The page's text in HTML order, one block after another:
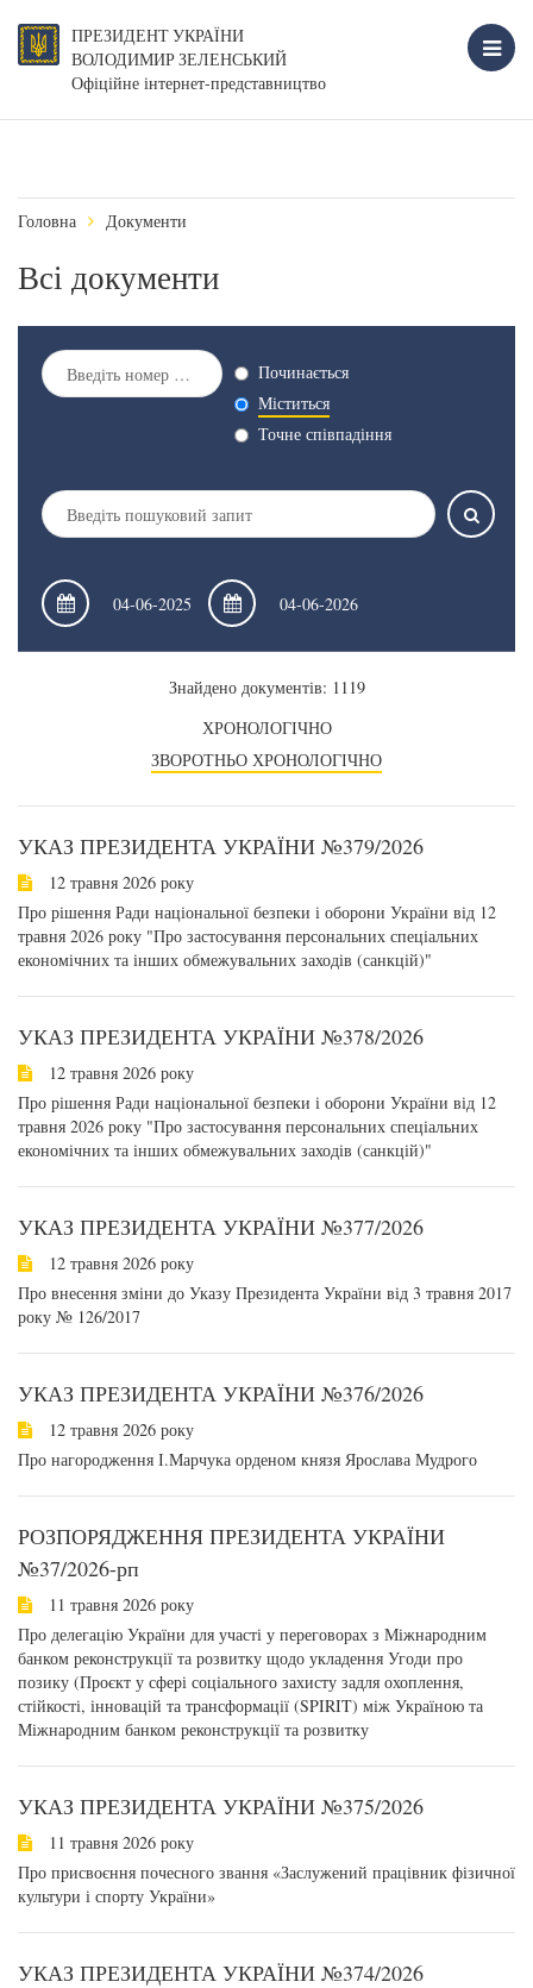
ПРЕЗИДЕНТ УКРАЇНИ
ВОЛОДИМИР ЗЕЛЕНСЬКИЙ
Офіційне інтернет-представництво
Головна Документи
Всі документи
Починається
Міститься
Точне співпадіння
Знайдено документів: 1119
ХРОНОЛОГІЧНО
ЗВОРОТНЬО ХРОНОЛОГІЧНО
УКАЗ ПРЕЗИДЕНТА УКРАЇНИ №379/2026
12 травня 2026 року
Про рішення Ради національної безпеки і оборони України від 12
травня 2026 року "Про застосування персональних спеціальних
економічних та інших обмежувальних заходів (санкцій)"
УКАЗ ПРЕЗИДЕНТА УКРАЇНИ №378/2026
12 травня 2026 року
Про рішення Ради національної безпеки і оборони України від 12
травня 2026 року "Про застосування персональних спеціальних
економічних та інших обмежувальних заходів (санкцій)"
УКАЗ ПРЕЗИДЕНТА УКРАЇНИ №377/2026
12 травня 2026 року
Про внесення зміни до Указу Президента України від 3 травня 2017
року № 126/2017
УКАЗ ПРЕЗИДЕНТА УКРАЇНИ №376/2026
12 травня 2026 року
Про нагородження І.Марчука орденом князя Ярослава Мудрого
РОЗПОРЯДЖЕННЯ ПРЕЗИДЕНТА УКРАЇНИ
№37/2026-рп
11 травня 2026 року
Про делегацію України для участі у переговорах з Міжнародним
банком реконструкції та розвитку щодо укладення Угоди про
позику (Проєкт у сфері соціального захисту задля охоплення,
стійкості, інновацій та трансформації (SPIRIT) між Україною та
Міжнародним банком реконструкції та розвитку
УКАЗ ПРЕЗИДЕНТА УКРАЇНИ №375/2026
11 травня 2026 року
Про присвоєння почесного звання «Заслужений працівник фізичної
культури і спорту України»
УКАЗ ПРЕЗИДЕНТА УКРАЇНИ №374/2026